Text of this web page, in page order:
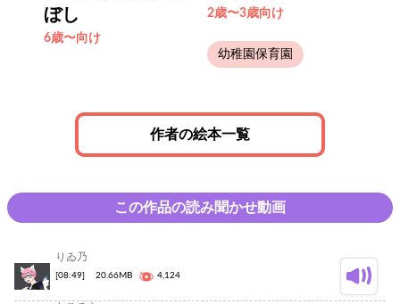
ぼし
6歳〜向け
2歳〜3歳向け
幼稚園保育園
作者の絵本一覧
この作品の読み聞かせ動画
りゐ乃
[08:49] 20.66MB 4,124